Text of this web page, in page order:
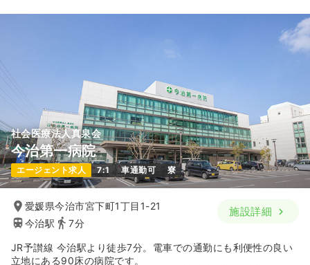
社会医療法人真泉会
今治第一病院
エージェント求人 7:1 車通勤可 寮
愛媛県今治市宮下町1丁目1-21
今治駅
7分
施設詳細
JR予讃線 今治駅より徒歩7分。電車での通勤にも利便性の良い
立地にある90床の病院です。